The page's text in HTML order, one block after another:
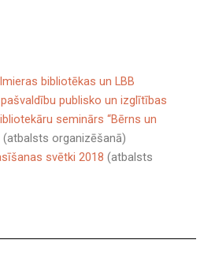
bibliotēkas un LBB
publisko un izglītības
seminārs “Bērns un
(atbalsts organizēšanā)
svētki 2018 (atbalsts